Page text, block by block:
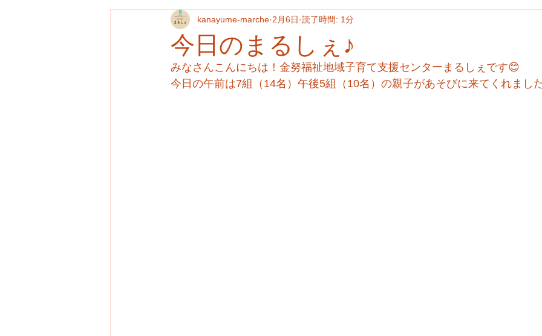
今日のまるしぇ♪
kanayume-marche 2月6日 読了時間: 1分
みなさんこんにちは！金努福祉地域子育て支援センターまるしぇです😊
今日の午前は7組（14名）午後5組（10名）の親子があそびに来てくれまし